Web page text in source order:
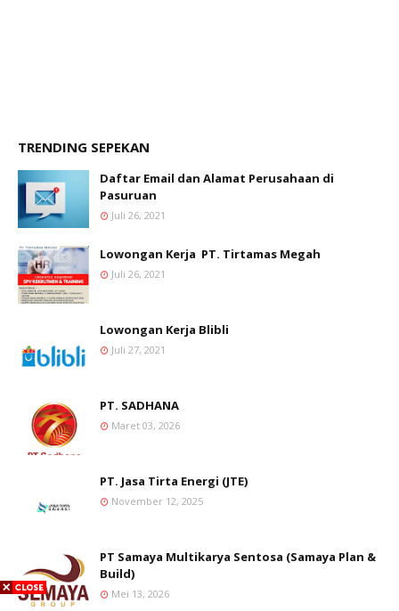
TRENDING SEPEKAN
Daftar Email dan Alamat Perusahaan di
Pasuruan
Juli 26, 2021
Lowongan Kerja PT. Tirtamas Megah
Juli 26, 2021
Lowongan Kerja Blibli
Juli 27, 2021
PT. SADHANA
Maret 03, 2026
PT. Jasa Tirta Energi (JTE)
November 12, 2025
PT Samaya Multikarya Sentosa (Samaya Plan &
Build)
Mei 13, 2026